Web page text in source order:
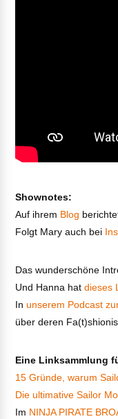
Shownotes:
Auf ihrem Blog
Folgt Mary auch bei
Das wunderschöne
Und Hanna hatdieses
Inunserem Podcast
über deren
Eine Linksammlung
15 Gründe, warum
Die ultimative Sailor
Im NINJA PIRATE